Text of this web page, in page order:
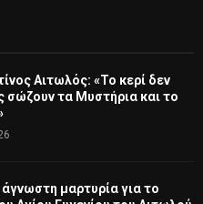
Αιτωλός: «Το κερί δεν
σώζουν τα Μυστήρια και το
μαρτυρία για το